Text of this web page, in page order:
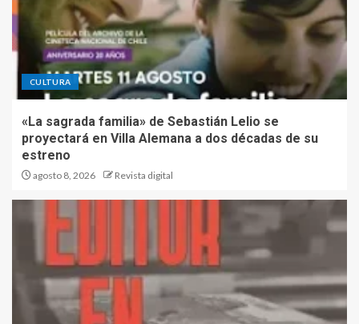
CULTURA
«La sagrada familia» de Sebastián Lelio se
proyectará en Villa Alemana a dos décadas de su
estreno
agosto 8, 2026 Revista digital